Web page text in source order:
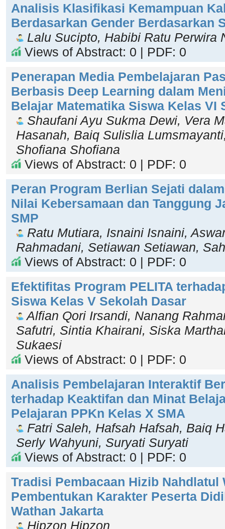
Analisis Klasifikasi Kemampuan
Berdasarkan Gender Berdasarkan
Lalu Sucipto, Habibi Ratu Perwira
Views of Abstract: 0 | PDF: 0
Penerapan Media Pembelajaran
Berbasis Deep Learning dalam
Belajar Matematika Siswa Kelas VI
Shaufani Ayu Sukma Dewi, Vera
Hasanah, Baiq Sulislia
Shofiana Shofiana
Views of Abstract: 0 | PDF: 0
Peran Program Berlian Sejati
Nilai Kebersamaan dan Tanggung
SMP
Ratu Mutiara, Isnaini Isnaini,
Rahmadani, Setiawan Setiawan,
Views of Abstract: 0 | PDF: 0
Efektifitas Program PELITA
Siswa Kelas V Sekolah Dasar
Alfian Qori Irsandi, Nanang
Safutri, Sintia Khairani, Siska
Sukaesi
Views of Abstract: 0 | PDF: 0
Analisis Pembelajaran Interaktif
terhadap Keaktifan dan Minat
Pelajaran PPKn Kelas X SMA
Fatri Saleh, Hafsah Hafsah, Baiq
Serly Wahyuni, Suryati Suryati
Views of Abstract: 0 | PDF: 0
Tradisi Pembacaan Hizib Nahdlatul
Pembentukan Karakter Peserta
Wathan Jakarta
Hipzon Hipzon